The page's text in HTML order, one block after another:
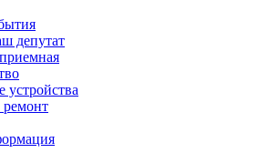
депутат